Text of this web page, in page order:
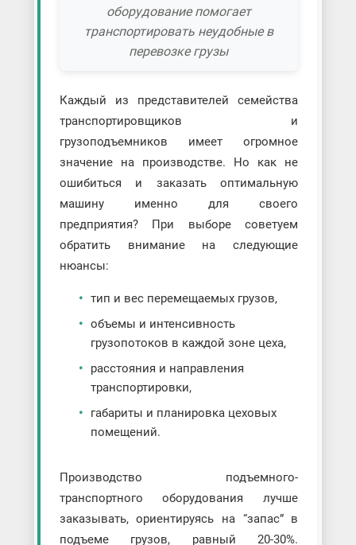
оборудование помогает
транспортировать неудобные в
перевозке грузы
Каждый из представителей семейства
транспортировщиков и
грузоподъемников имеет огромное
значение на производстве. Но как не
ошибиться и заказать оптимальную
машину именно для своего
предприятия? При выборе советуем
обратить внимание на следующие
нюансы:
тип и вес перемещаемых грузов,
объемы и интенсивность
грузопотоков в каждой зоне цеха,
расстояния и направления
транспортировки,
габариты и планировка цеховых
помещений.
Производство подъемного-
транспортного оборудования лучше
заказывать, ориентируясь на “запас” в
подъеме грузов, равный 20-30%.